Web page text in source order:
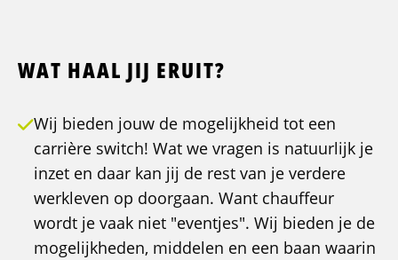
WAT HAAL JIJ ERUIT?
Wij bieden jouw de mogelijkheid tot een
carrière switch! Wat we vragen is natuurlijk je
inzet en daar kan jij de rest van je verdere
werkleven op doorgaan. Want chauffeur
wordt je vaak niet "eventjes". Wij bieden je de
mogelijkheden, middelen en een baan waarin